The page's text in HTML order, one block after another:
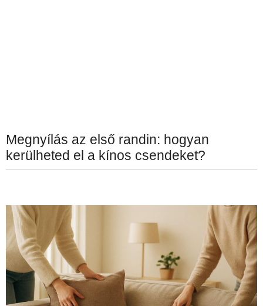
Megnyílás az első randin: hogyan
kerülheted el a kínos csendeket?